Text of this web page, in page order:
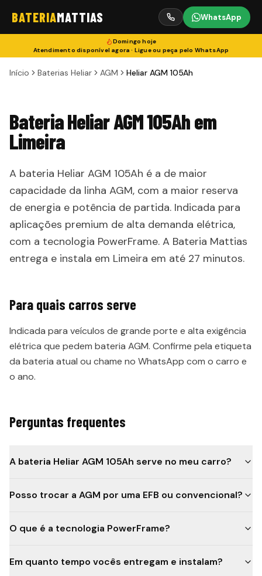
BATERIAMATTIAS WhatsApp
Domingo hoje
Atendimento disponível agora · Ligue ou peça pelo WhatsApp
Início Baterias Heliar AGM Heliar AGM 105Ah
Bateria Heliar AGM 105Ah em
Limeira
A bateria Heliar AGM 105Ah é a de maior
capacidade da linha AGM, com a maior reserva
de energia e potência de partida. Indicada para
aplicações premium de alta demanda elétrica,
com a tecnologia PowerFrame. A Bateria Mattias
entrega e instala em Limeira em até 27 minutos.
Para quais carros serve
Indicada para veículos de grande porte e alta exigência
elétrica que pedem bateria AGM. Confirme pela etiqueta
da bateria atual ou chame no WhatsApp com o carro e
o ano.
Perguntas frequentes
A bateria Heliar AGM 105Ah serve no meu carro?
Posso trocar a AGM por uma EFB ou convencional?
O que é a tecnologia PowerFrame?
Em quanto tempo vocês entregam e instalam?